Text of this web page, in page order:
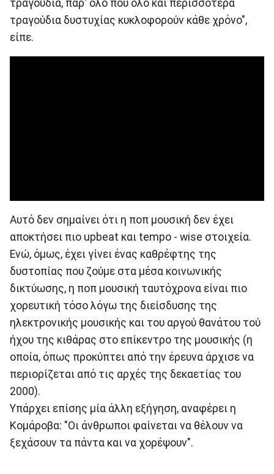
τραγούδια, παρ' όλο που όλο και περισσότερα
τραγούδια δυστυχίας κυκλοφορούν κάθε χρόνο",
είπε.
Αυτό δεν σημαίνει ότι η ποπ μουσική δεν έχει
αποκτήσει πιο upbeat και tempo - wise στοιχεία.
Ενώ, όμως, έχει γίνει ένας καθρέφτης της
δυστοπίας που ζούμε στα μέσα κοινωνικής
δικτύωσης, η ποπ μουσική ταυτόχρονα είναι πιο
χορευτική τόσο λόγω της διείσδυσης της
ηλεκτρονικής μουσικής και του αργού θανάτου τού
ήχου της κιθάρας στο επίκεντρο της μουσικής (η
οποία, όπως προκύπτει από την έρευνα άρχισε να
περιορίζεται από τις αρχές της δεκαετίας του
2000).
Υπάρχει επίσης μία άλλη εξήγηση, αναφέρει η
Κομάροβα: "Οι άνθρωποι φαίνεται να θέλουν να
ξεχάσουν τα πάντα και να χορέψουν".